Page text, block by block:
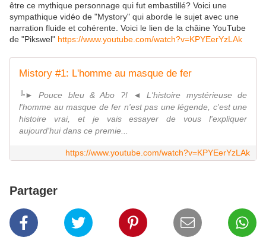
être ce mythique personnage qui fut embastillé? Voici une
sympathique vidéo de "Mystory" qui aborde le sujet avec une
narration fluide et cohérente. Voici le lien de la châine YouTube
de "Pikswel" https://www.youtube.com/watch?v=KPYEerYzLAk
Mistory #1: L'homme au masque de fer
╚► Pouce bleu & Abo ?! ◄ L'histoire mystérieuse de
l'homme au masque de fer n'est pas une légende, c'est une
histoire vrai, et je vais essayer de vous l'expliquer
aujourd'hui dans ce premie...
https://www.youtube.com/watch?v=KPYEerYzLAk
Partager